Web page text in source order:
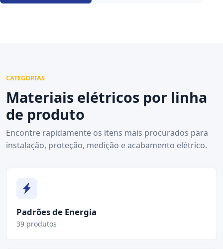
CATEGORIAS
Materiais elétricos por linha
de produto
Encontre rapidamente os itens mais procurados para
instalação, proteção, medição e acabamento elétrico.
Padrões de Energia
39 produtos